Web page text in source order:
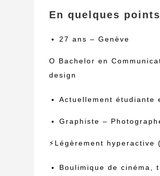
En quelques
27 ans – Genève
O Bachelor en
design
Actuellement étudiante
Graphiste –
⚡Légèrement
Boulimique de cinéma,